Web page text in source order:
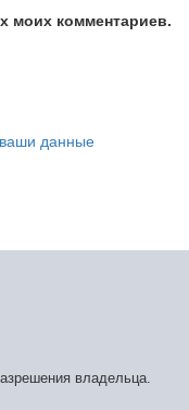
моих комментариев.
ваши данные
владельца.